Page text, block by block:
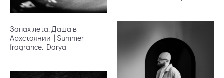
Запах лета. Даша в
Архстоянии | Summer
fragrance. Darya